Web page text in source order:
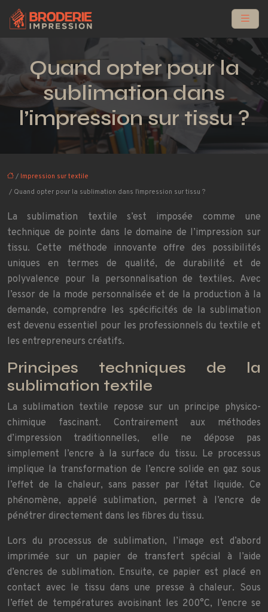
Quand opter pour la
sublimation dans
l’impression sur tissu ?
/ Impression sur textile
/ Quand opter pour la sublimation dans l’impression sur tissu ?
La sublimation textile s’est imposée comme une
technique de pointe dans le domaine de l’impression sur
tissu. Cette méthode innovante offre des possibilités
uniques en termes de qualité, de durabilité et de
polyvalence pour la personnalisation de textiles. Avec
l’essor de la mode personnalisée et de la production à la
demande, comprendre les spécificités de la sublimation
est devenu essentiel pour les professionnels du textile et
les entrepreneurs créatifs.
Principes techniques de la
sublimation textile
La sublimation textile repose sur un principe physico-
chimique fascinant. Contrairement aux méthodes
d’impression traditionnelles, elle ne dépose pas
simplement l’encre à la surface du tissu. Le processus
implique la transformation de l’encre solide en gaz sous
l’effet de la chaleur, sans passer par l’état liquide. Ce
phénomène, appelé sublimation, permet à l’encre de
pénétrer directement dans les fibres du tissu.
Lors du processus de sublimation, l’image est d’abord
imprimée sur un papier de transfert spécial à l’aide
d’encres de sublimation. Ensuite, ce papier est placé en
contact avec le tissu dans une presse à chaleur. Sous
l’effet de températures avoisinant les 200°C, l’encre se